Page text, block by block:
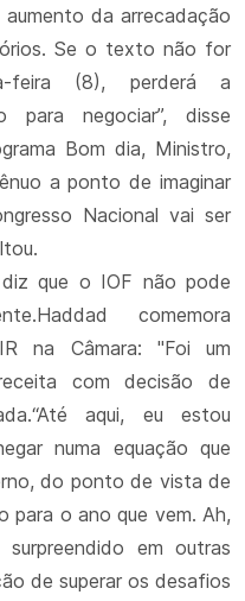
da arrecadação
Se o texto não for
feira (8), perderá a
para negociar”, disse
Bom dia, Ministro,
a ponto de imaginar
Nacional vai ser
diz que o IOF não pode
comemora
na Câmara: "Foi um
com decisão de
aqui, eu estou
numa equação que
do ponto de vista de
para o ano que vem. Ah,
em outras
de superar os desafios